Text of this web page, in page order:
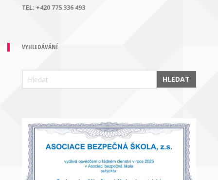
TEL: +420 775 336 493
VYHLEDÁVÁNÍ
HLEDAT